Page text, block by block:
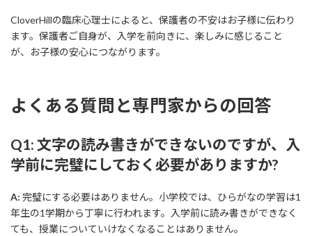
CloverHillの臨床心理士によると、保護者の不安はお子様に伝わり
ます。保護者ご自身が、入学を前向きに、楽しみに感じること
が、お子様の安心につながります。
よくある質問と専門家からの回答
Q1: 文字の読み書きができないのですが、入
学前に完璧にしておく必要がありますか?
A: 完璧にする必要はありません。小学校では、ひらがなの学習は1
年生の1学期から丁寧に行われます。入学前に読み書きができなく
ても、授業についていけなくなることはありません。